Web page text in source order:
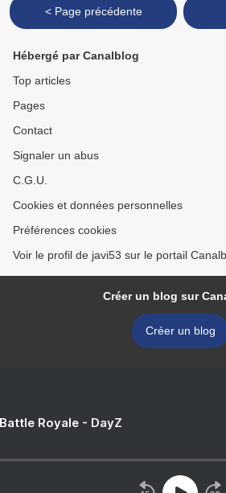
< Page précédente
Hébergé par Canalblog
Top articles
Pages
Contact
Signaler un abus
C.G.U.
Cookies et données personnelles
Préférences cookies
Voir le profil de javi53 sur le portail
Créer un blog sur
Créer un blog
Royale - DayZ